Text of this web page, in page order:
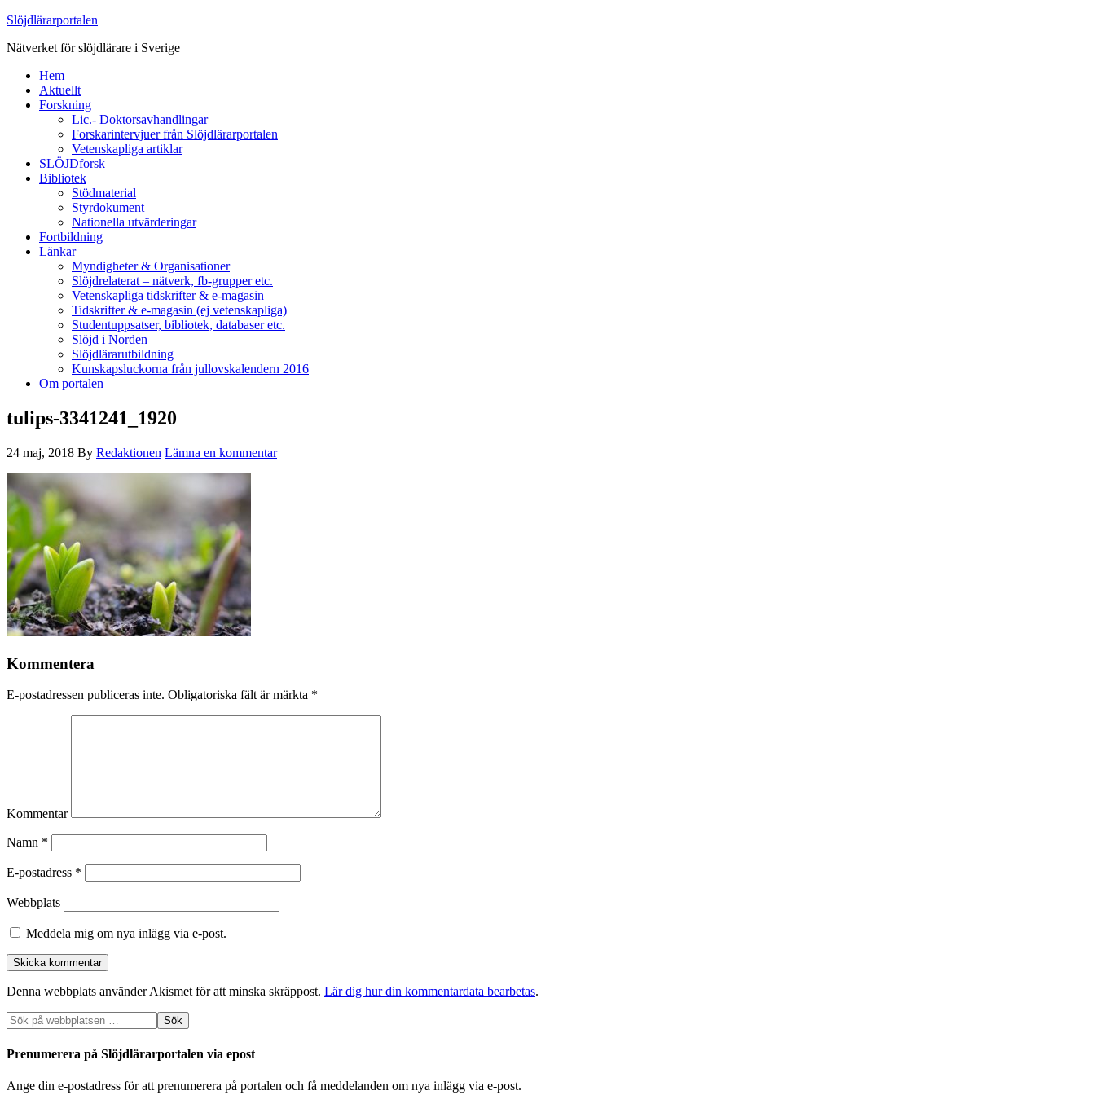
Slöjdlärarportalen
Nätverket för slöjdlärare i Sverige
Hem
Aktuellt
Forskning
Lic.- Doktorsavhandlingar
Forskarintervjuer från Slöjdlärarportalen
Vetenskapliga artiklar
SLÖJDforsk
Bibliotek
Stödmaterial
Styrdokument
Nationella utvärderingar
Fortbildning
Länkar
Myndigheter & Organisationer
Slöjdrelaterat – nätverk, fb-grupper etc.
Vetenskapliga tidskrifter & e-magasin
Tidskrifter & e-magasin (ej vetenskapliga)
Studentuppsatser, bibliotek, databaser etc.
Slöjd i Norden
Slöjdlärarutbildning
Kunskapsluckorna från jullovskalendern 2016
Om portalen
tulips-3341241_1920
24 maj, 2018 By Redaktionen Lämna en kommentar
Kommentera
E-postadressen publiceras inte. Obligatoriska fält är märkta *
Kommentar
Namn *
E-postadress *
Webbplats
Meddela mig om nya inlägg via e-post.
Denna webbplats använder Akismet för att minska skräppost. Lär dig hur din kommentardata bearbetas.
Prenumerera på Slöjdlärarportalen via epost
Ange din e-postadress för att prenumerera på portalen och få meddelanden om nya inlägg via e-post.